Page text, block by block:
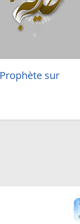
Prophète sur